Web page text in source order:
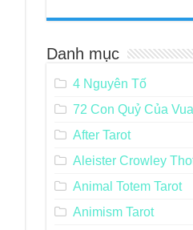
Danh mục
4 Nguyên Tố
72 Con Quỷ Của
After Tarot
Aleister Crowley
Animal Totem Tarot
Animism Tarot